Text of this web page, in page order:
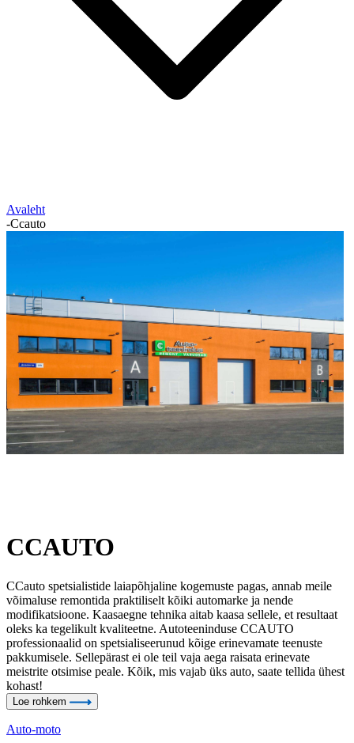
Avaleht
-Ccauto
CCAUTO
CCauto spetsialistide laiapõhjaline kogemuste pagas, annab meile
võimaluse remontida praktiliselt kõiki automarke ja nende
modifikatsioone. Kaasaegne tehnika aitab kaasa sellele, et resultaat
oleks ka tegelikult kvaliteetne. Autoteeninduse CCAUTO
professionaalid on spetsialiseerunud kõige erinevamate teenuste
pakkumisele. Sellepärast ei ole teil vaja aega raisata erinevate
meistrite otsimise peale. Kõik, mis vajab üks auto, saate tellida ühest
kohast!
Loe rohkem
Auto-moto